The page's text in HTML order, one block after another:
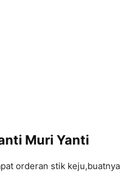
Muri Yanti
orderan stik keju,buatnya